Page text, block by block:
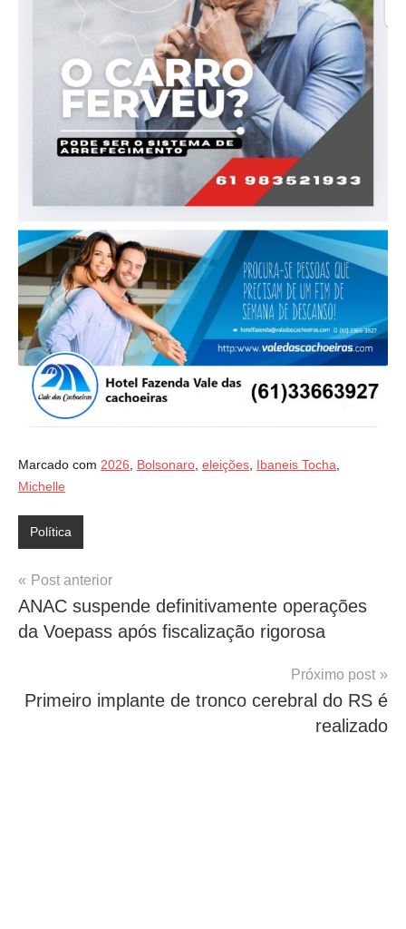
Marcado com 2026 Bolsonaro eleições Ibaneis Tocha
Michelle
Política
Navegação
de
Post
Post anterior
ANAC suspende definitivamente operações
da Voepass após fiscalização rigorosa
Próximo post
Primeiro implante de tronco cerebral do RS é
realizado